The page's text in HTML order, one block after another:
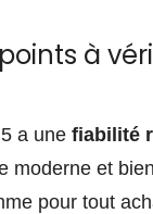
à
a une fiabilité
moderne et
pour tout